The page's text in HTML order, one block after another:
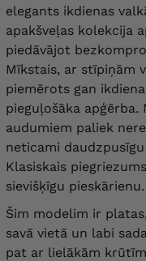
100B krūšu
100C krūšu
100D krūšu
krūšu
100F krūšu
elegants ikdienas
apakšveļas kolekcija
piedāvājot
Mīkstais, ar stīpiņām
piemērots gan
pieguļošāka
audumiem paliek
neticami
Klasiskais
sievišķīgu pieskārienu.
Šim modelim ir
savā vietā un labi
pat ar lielākām